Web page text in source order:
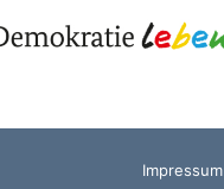
Impressum